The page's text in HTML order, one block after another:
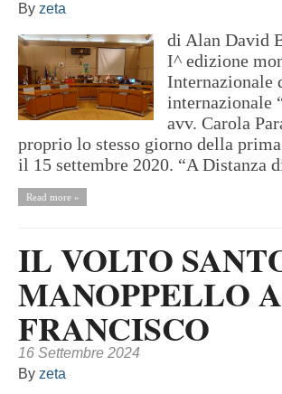
By zeta
di Alan David
I^ edizione
Internazionale
internazionale
avv. Carola
proprio lo stesso giorno della
il 15 settembre 2020. “A Distanza
Read more »
IL VOLTO
MANOPPELLO
FRANCISCO
16 Settembre 2024
By zeta